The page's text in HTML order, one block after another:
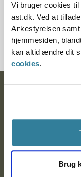
Vi bruger cookies til
ast.dk. Ved at
Ankestyrelsen
hjemmesiden,
kan altid ændre dit
cookies.
Brug
Journalnummer
3500271-06v
9000 Aalborg